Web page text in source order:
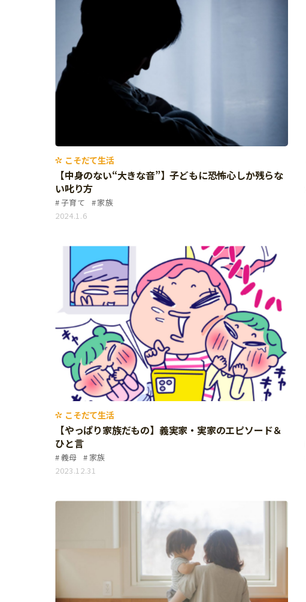
個⼈情報について
こそだて生活
【中身のない“大きな音”】子どもに恐怖心しか残らな
い叱り方
子育て
家族
2024.1.6
こそだて生活
【やっぱり家族だもの】義実家・実家のエピソード＆
ひと言
義母
家族
2023.12.31